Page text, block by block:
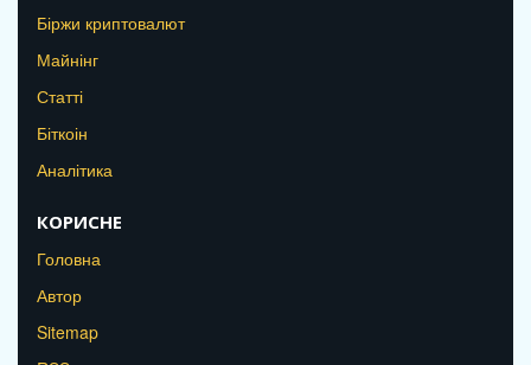
Біржи криптовалют
Майнінг
Статті
Біткоін
Аналітика
КОРИСНЕ
Головна
Автор
Sitemap